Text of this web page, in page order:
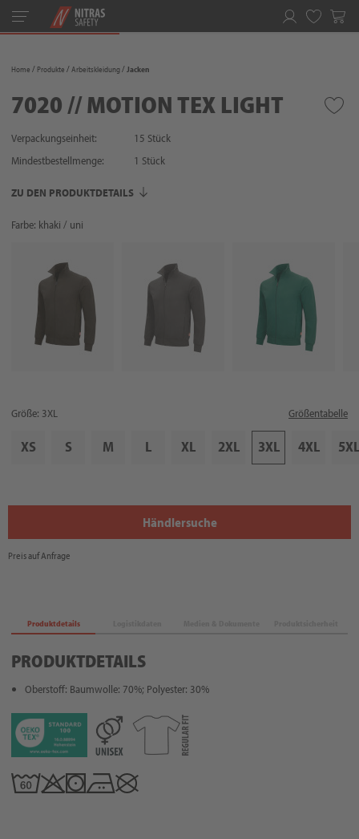
Toggle
navigation
Home Produkte Arbeitskleidung Jacken
7020 // MOTION TEX LIGHT
Verpackungseinheit:
15 Stück
Mindestbestellmenge:
1 Stück
ZU DEN PRODUKTDETAILS
Farbe: khaki / uni
Größe: 3XL Größentabelle
XS S M L XL 2XL 3XL 4XL 5XL
Händlersuche
Preis auf Anfrage
Produktdetails
PRODUKTDETAILS
Oberstoff: Baumwolle: 70%; Polyester: 30%